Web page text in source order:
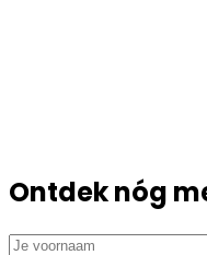
Ontdek nóg